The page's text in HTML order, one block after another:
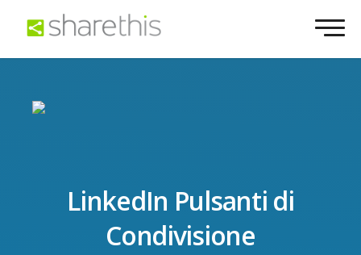
LinkedIn Pulsanti di
Condivisione